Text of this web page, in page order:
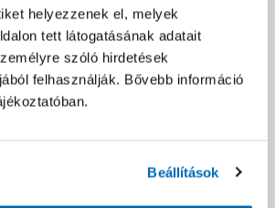
helyezzenek el, melyek
tett látogatásának adatait
szóló hirdetések
felhasználják. Bővebb információ
Beállítások
felelős személy